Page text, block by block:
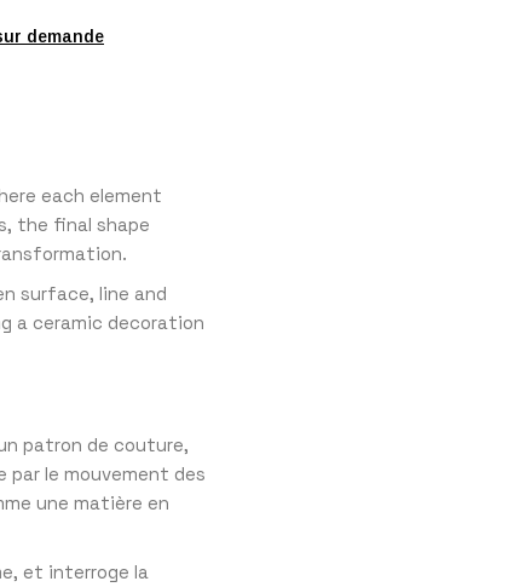
demande
each element
the final shape
surface, line and
a ceramic decoration
patron de couture,
le mouvement des
une matière en
et interroge la